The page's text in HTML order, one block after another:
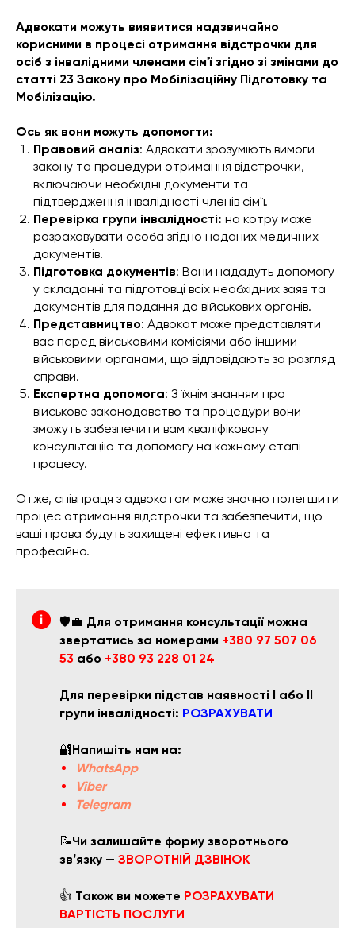
Адвокати можуть виявитися надзвичайно
корисними в процесі отримання відстрочки для
осіб з інвалідними членами сім'ї згідно зі змінами до
статті 23 Закону про Мобілізаційну Підготовку та
Мобілізацію.
Ось як вони можуть допомогти:
Правовий аналіз: Адвокати зрозуміють вимоги
закону та процедури отримання відстрочки,
включаючи необхідні документи та
підтвердження інвалідності членів сім'ї.
Перевірка групи інвалідності: на котру може
розраховувати особа згідно наданих медичних
документів.
Підготовка документів: Вони нададуть допомогу
у складанні та підготовці всіх необхідних заяв та
документів для подання до військових органів.
Представництво: Адвокат може представляти
вас перед військовими комісіями або іншими
військовими органами, що відповідають за розгляд
справи.
Експертна допомога: З їхнім знанням про
військове законодавство та процедури вони
зможуть забезпечити вам кваліфіковану
консультацію та допомогу на кожному етапі
процесу.
Отже, співпраця з адвокатом може значно полегшити
процес отримання відстрочки та забезпечити, що
ваші права будуть захищені ефективно та
професійно.
🛡️💼 Для отримання консультації можна
звертатись за номерами +380 97 507 06
53 або +380 93 228 01 24
Для перевірки підстав наявності І або ІІ
групи інвалідності: РОЗРАХУВАТИ
🔐Напишіть нам на:
WhatsApp
Viber
Telegram
📝Чи залишайте форму зворотнього
звʼязку — ЗВОРОТНІЙ ДЗВІНОК
👍 Також ви можете РОЗРАХУВАТИ
ВАРТІСТЬ ПОСЛУГИ